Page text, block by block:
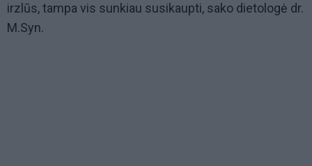
irzlūs, tampa vis sunkiau susikaupti, sako dietologė dr.
M.Syn.